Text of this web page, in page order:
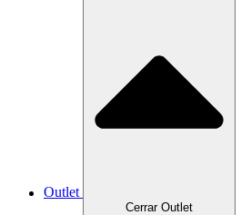
Outlet
Cerrar Outlet